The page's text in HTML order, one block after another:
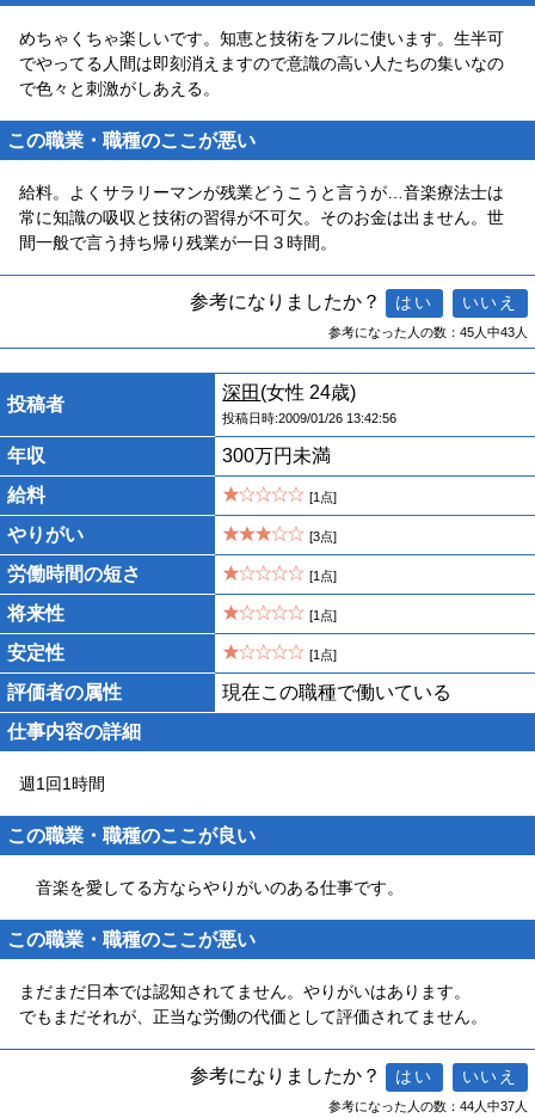
めちゃくちゃ楽しいです。知恵と技術をフルに使います。生半可
でやってる人間は即刻消えますので意識の高い人たちの集いなの
で色々と刺激がしあえる。
この職業・職種のここが悪い
給料。よくサラリーマンが残業どうこうと言うが…音楽療法士は
常に知識の吸収と技術の習得が不可欠。そのお金は出ません。世
間一般で言う持ち帰り残業が一日３時間。
参考になりましたか？
参考になった人の数：45人中43人
投稿者
深田 (女性 24歳)
投稿日時:2009/01/26 13:42:56
年収
300万円未満
給料
[1点]
やりがい [3点]
労働時間の短さ [1点]
将来性 [1点]
安定性 [1点]
評価者の属性
現在この職種で働いている
仕事内容の詳細
週1回1時間
この職業・職種のここが良い
音楽を愛してる方ならやりがいのある仕事です。
この職業・職種のここが悪い
まだまだ日本では認知されてません。やりがいはあります。
でもまだそれが、正当な労働の代価として評価されてません。
参考になりましたか？
参考になった人の数：44人中37人